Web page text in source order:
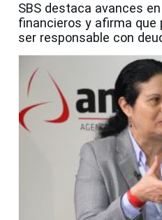
SBS destaca avances
financieros y afirma que
ser responsable con